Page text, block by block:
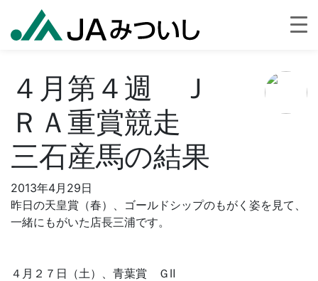
４月第４週 Ｊ
ＲＡ重賞競走
三石産馬の結果
2013年4月29日
昨日の天皇賞（春）、ゴールドシップのもがく姿を見て、
一緒にもがいた店長三浦です。
４月２７日（土）、青葉賞 ＧⅡ